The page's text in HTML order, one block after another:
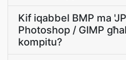
Kif iqabbel BMP ma
Photoshop / GIMP
kompitu?